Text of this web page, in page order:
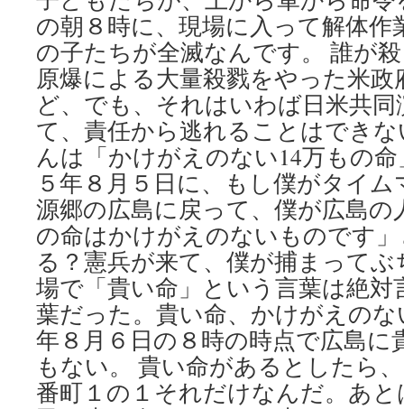
の朝８時に、現場に入って解体
の子たちが全滅なんです。 誰が
原爆による大量殺戮をやった米
ど、でも、それはいわば日米共
て、責任から逃れることはでき
んは「かけがえのない14万もの
５年８月５日に、もし僕がタイ
源郷の広島に戻って、僕が広島
の命はかけがえのないものです
る？憲兵が来て、僕が捕まって
場で「貴い命」という言葉は絶
葉だった。貴い命、かけがえの
年８月６日の８時の時点で広島に
もない。 貴い命があるとしたら
番町１の１それだけなんだ。あ